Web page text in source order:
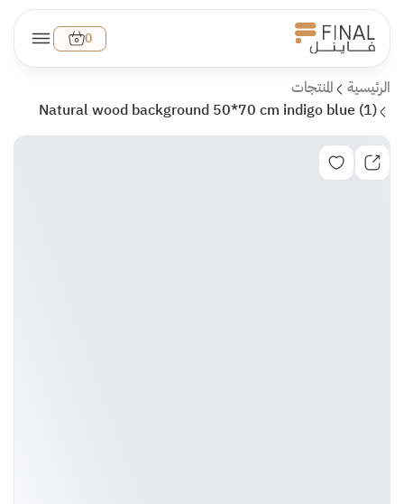
0
الرئيسية
المنتجات
Natural wood background 50*70 cm indigo blue (1)